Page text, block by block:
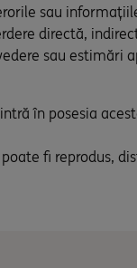
sau
directă,
sau estimări
în posesia
fi reprodus,